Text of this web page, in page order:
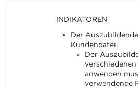
INDIKATOREN
Der
Kundendatei.
Der
verschiedenen
anwenden
verwendende